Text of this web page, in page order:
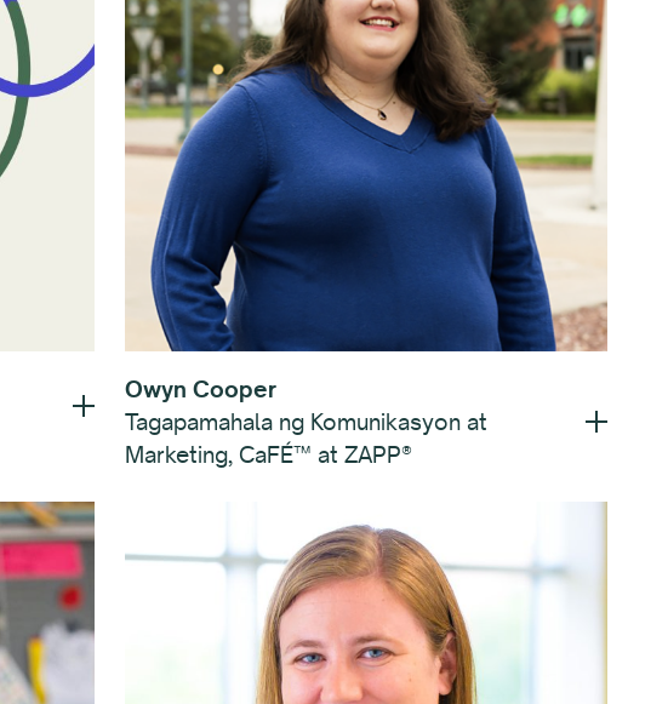
Owyn Cooper
Tagapamahala ng Komunikasyon at
Marketing, CaFÉ™ at ZAPP®